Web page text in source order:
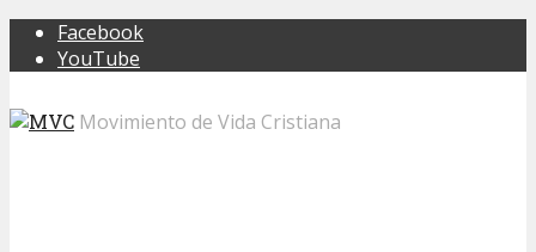
Facebook
YouTube
Movimiento de Vida Cristiana